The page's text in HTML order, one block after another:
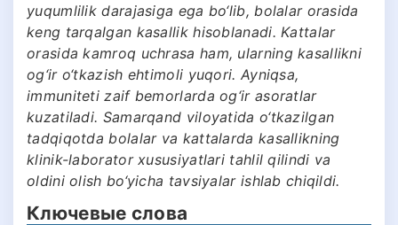
yuqumlilik darajasiga ega bo‘lib, bolalar orasida
keng tarqalgan kasallik hisoblanadi. Kattalar
orasida kamroq uchrasa ham, ularning kasallikni
og‘ir o‘tkazish ehtimoli yuqori. Ayniqsa,
immuniteti zaif bemorlarda og‘ir asoratlar
kuzatiladi. Samarqand viloyatida o‘tkazilgan
tadqiqotda bolalar va kattalarda kasallikning
klinik-laborator xususiyatlari tahlil qilindi va
oldini olish bo‘yicha tavsiyalar ishlab chiqildi.
Ключевые слова